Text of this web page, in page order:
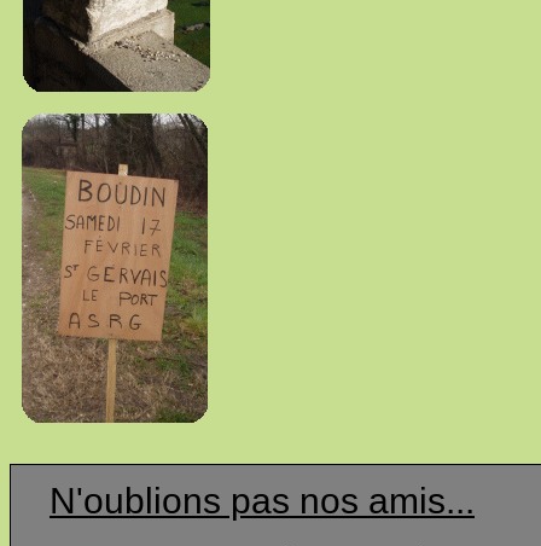
N'oublions pas nos amis...